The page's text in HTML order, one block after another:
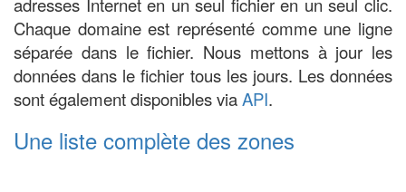
Chaque domaine est représenté comme une ligne
séparée dans le fichier. Nous mettons à jour les
données dans le fichier tous les jours. Les données
sont également disponibles viaAPI.
Une liste complète des zones